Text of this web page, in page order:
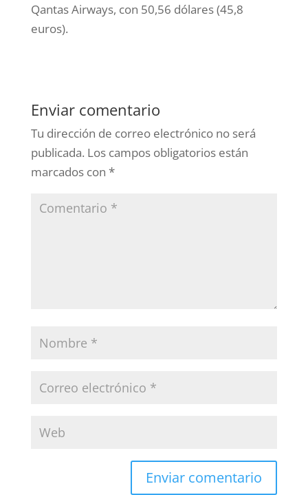
Qantas Airways, con 50,56 dólares (45,8
euros).
Enviar comentario
Tu dirección de correo electrónico no será
publicada. Los campos obligatorios están
marcados con *